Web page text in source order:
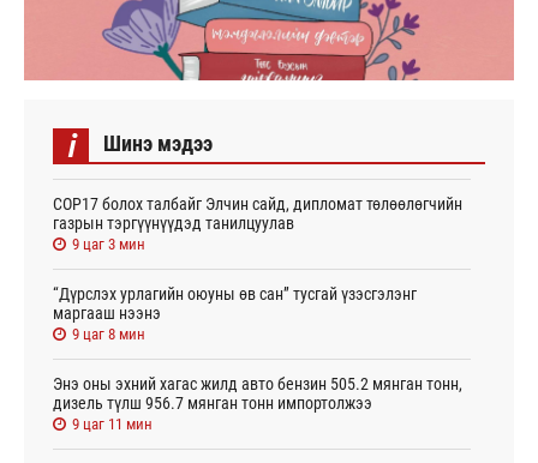
i Шинэ мэдээ
СОР17 болох талбайг Элчин сайд, дипломат төлөөлөгчийн
газрын тэргүүнүүдэд танилцуулав
9 цаг 3 мин
“Дүрслэх урлагийн оюуны өв сан” тусгай үзэсгэлэнг
маргааш нээнэ
9 цаг 8 мин
Энэ оны эхний хагас жилд авто бензин 505.2 мянган тонн,
дизель түлш 956.7 мянган тонн импортолжээ
9 цаг 11 мин